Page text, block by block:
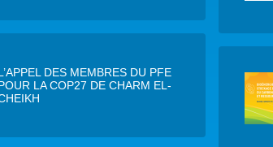
DES MEMBRES DU PFE
LA COP27 DE CHARM EL-